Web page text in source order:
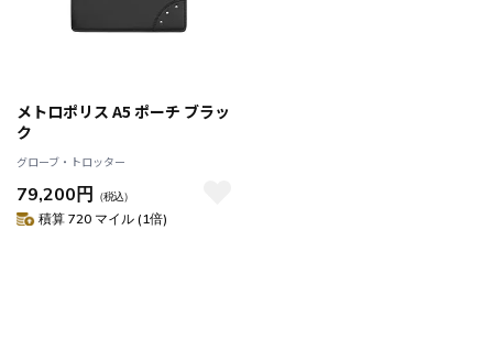
メトロポリス A5 ポーチ ブラッ
ク
グローブ・トロッター
79,200円 （税込）
積算 720 マイル (1倍)